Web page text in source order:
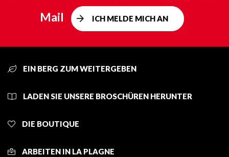
Mail
ICH MELDE MICH AN
EIN BERG ZUM WEITERGEBEN
LADEN SIE UNSERE BROSCHÜREN HERUNTER
DIE BOUTIQUE
ARBEITEN IN LA PLAGNE